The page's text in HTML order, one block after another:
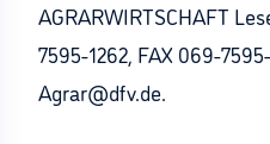
AGRARWIRTSCHAFT
7595-1262, FAX 069-
Agrar@dfv.de.